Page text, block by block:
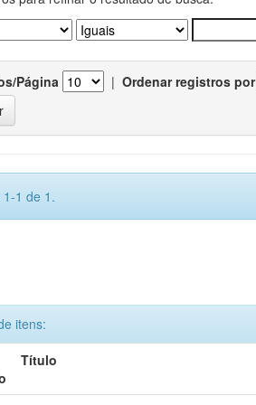
Página | Ordenar registros por
1 de 1.
itens:
Título